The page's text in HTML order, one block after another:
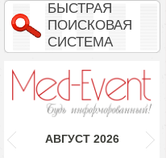
БЫСТРАЯ
ПОИСКОВАЯ
СИСТЕМА
АВГУСТ 2026